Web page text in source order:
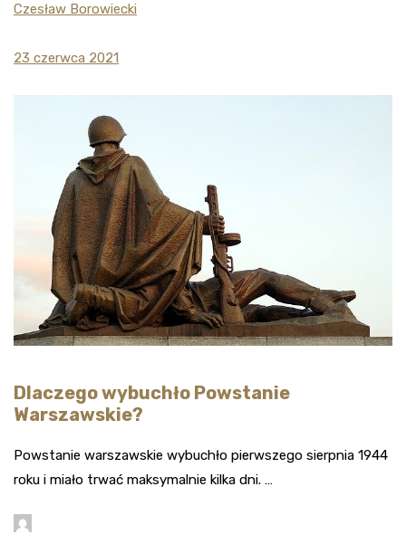
Czesław Borowiecki
23 czerwca 2021
Dlaczego wybuchło Powstanie
Warszawskie?
Powstanie warszawskie wybuchło pierwszego sierpnia 1944
roku i miało trwać maksymalnie kilka dni. …